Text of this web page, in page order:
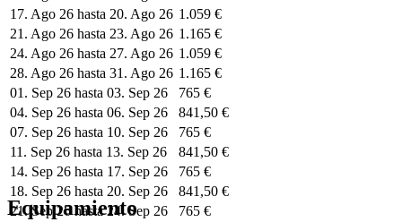
17. Ago 26 hasta 20. Ago 26 1.059 €
21. Ago 26 hasta 23. Ago 26 1.165 €
24. Ago 26 hasta 27. Ago 26 1.059 €
28. Ago 26 hasta 31. Ago 26 1.165 €
01. Sep 26 hasta 03. Sep 26
765 €
04. Sep 26 hasta 06. Sep 26
841,50 €
07. Sep 26 hasta 10. Sep 26
765 €
11. Sep 26 hasta 13. Sep 26
841,50 €
14. Sep 26 hasta 17. Sep 26
765 €
18. Sep 26 hasta 20. Sep 26
841,50 €
21. Sep 26 hasta 24. Sep 26
765 €
Equipamiento